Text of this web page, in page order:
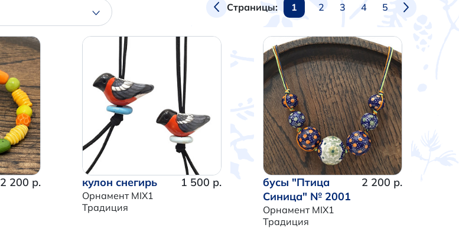
Страницы: 1 2 3 4 5
2 200 р. кулон снегирь
Орнамент MIX1
Традиция
1 500 р.
бусы "Птица
Синица" № 2001
Орнамент MIX1
Традиция
2 200 р.